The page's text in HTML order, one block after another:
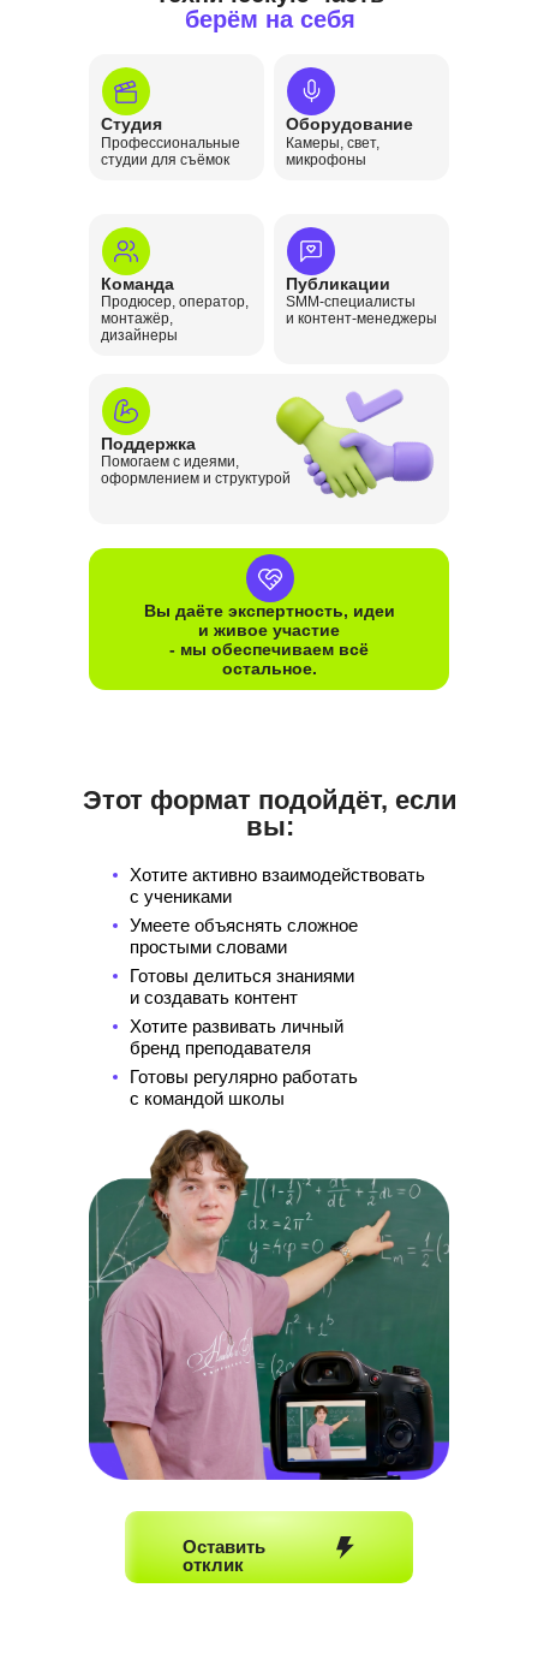
берём на себя
Студия
Профессиональные
студии для съёмок
Оборудование
Камеры, свет,
микрофоны
Команда
Продюсер, оператор,
монтажёр,
дизайнеры
Публикации
SMM-специалисты
и контент-менеджеры
Поддержка
Помогаем с идеями,
оформлением и структурой
Вы даёте экспертность, идеи
и живое участие
- мы обеспечиваем всё
остальное.
Хотите активно взаимодействовать
с учениками
Умеете объяснять сложное
простыми словами
Готовы делиться знаниями
и создавать контент
Хотите развивать личный
бренд преподавателя
Готовы регулярно работать
с командой школы
Этот формат подойдёт, если
вы:
Оставить
отклик